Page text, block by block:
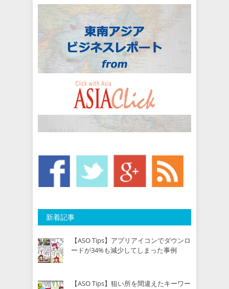
新着記事
【ASO Tips】アプリアイコンでダウンロ
ードが34%も減少してしまった事例
【ASO Tips】狙い所を間違えたキーワー